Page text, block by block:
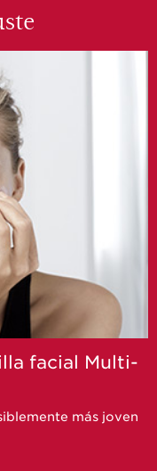
facial Multi-
más joven